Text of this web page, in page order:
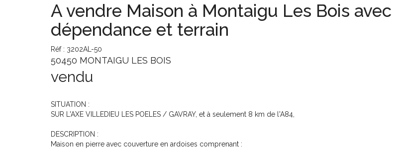
A vendre Maison à Montaigu Les Bois avec
dépendance et terrain
Réf : 3202AL-50
50450 MONTAIGU LES BOIS
vendu
SITUATION :
SUR L'AXE VILLEDIEU LES POELES / GAVRAY, et à seulement 8 km de l'A84,
DESCRIPTION :
Maison en pierre avec couverture en ardoises comprenant :